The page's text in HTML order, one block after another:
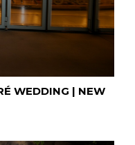
WEDDING | NEW